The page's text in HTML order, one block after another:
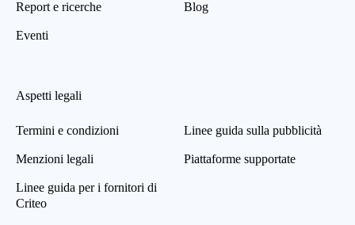
Report e ricerche
Eventi
Blog
Aspetti legali
Termini e condizioni
Menzioni legali
Linee guida per i fornitori di
Criteo
Linee guida sulla pubblicità
Piattaforme supportate